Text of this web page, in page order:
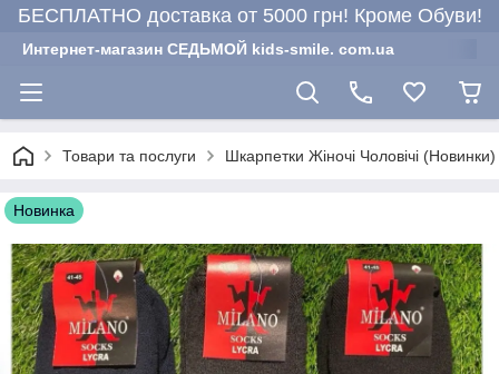
БЕСПЛАТНО доставка от 5000 грн! Кроме Обуви!
Интернет-магазин СЕДЬМОЙ kids-smile. com.ua
Товари та послуги Шкарпетки Жіночі Чоловічі (Новинки)
Новинка